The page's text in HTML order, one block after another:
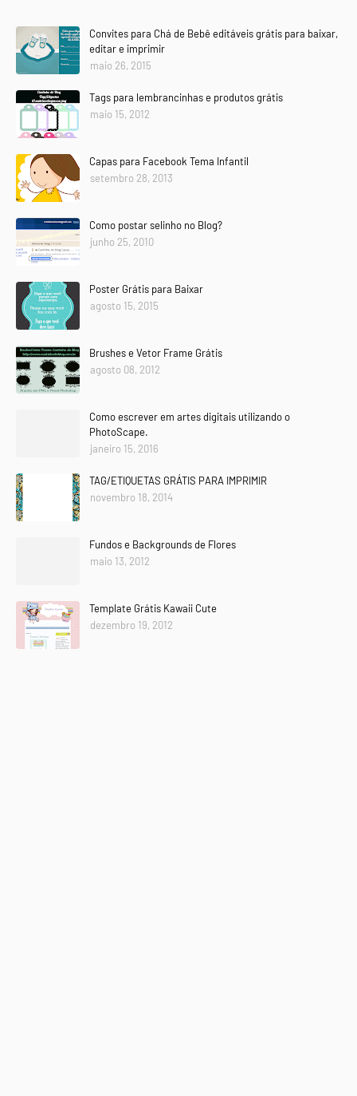
Convites para Chá de Bebê editáveis grátis para baixar,
editar e imprimir
maio 26, 2015
Tags para lembrancinhas e produtos grátis
maio 15, 2012
Capas para Facebook Tema Infantil
setembro 28, 2013
Como postar selinho no Blog?
junho 25, 2010
Poster Grátis para Baixar
agosto 15, 2015
Brushes e Vetor Frame Grátis
agosto 08, 2012
Como escrever em artes digitais utilizando o
PhotoScape.
janeiro 15, 2016
TAG/ETIQUETAS GRÁTIS PARA IMPRIMIR
novembro 18, 2014
Fundos e Backgrounds de Flores
maio 13, 2012
Template Grátis Kawaii Cute
dezembro 19, 2012